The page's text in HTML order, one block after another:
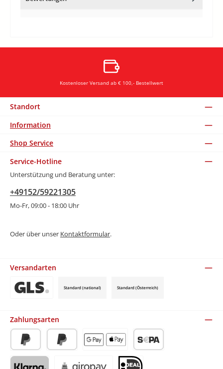
Kostenloser Versand ab € 100,- Bestellwert
Standort
Information
Shop Service
Service-Hotline
Unterstützung und Beratung unter:
+49152/59221305
Mo-Fr, 09:00 - 18:00 Uhr
Oder über unser Kontaktformular.
Versandarten
Standard (national) Standard (Österreich)
Zahlungsarten
PayPal Später BezahlenApple Pay / Google Pay (via Stripe)
SEPA-Lastschrift (via Stripe)